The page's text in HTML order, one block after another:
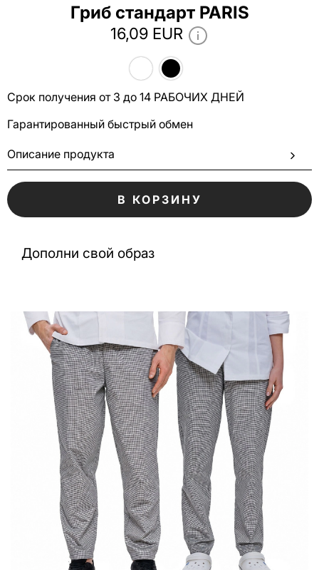
Гриб стандарт PARIS
16,09 EUR
Срок получения от 3 до 14 РАБОЧИХ ДНЕЙ
Гарантированный быстрый обмен
Описание продукта
В КОРЗИНУ
Дополни свой образ